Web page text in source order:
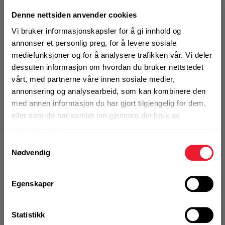
Denne nettsiden anvender cookies
Vi bruker informasjonskapsler for å gi innhold og
annonser et personlig preg, for å levere sosiale
mediefunksjoner og for å analysere trafikken vår. Vi deler
dessuten informasjon om hvordan du bruker nettstedet
vårt, med partnerne våre innen sosiale medier,
annonsering og analysearbeid, som kan kombinere den
med annen informasjon du har gjort tilgjengelig for dem,
eller som de har samlet inn gjennom din bruk av
Nødvendig
Egenskaper
Statistikk
Motek
Finn butikk
Kontakt og åpningstider
Kontakt
Fra rådgivning til sporing av ordre
Kampanjer
Produktnyheter
strong
Støvpose for sekksystem VC-CB, laget av
plast
0
Produktanmeldelser
Skriv en
anmeldelse
BRUKSOMRÅDER
Brukes til Hilti støvsekksystem VC-CB
Alternativ pakning
KJØP